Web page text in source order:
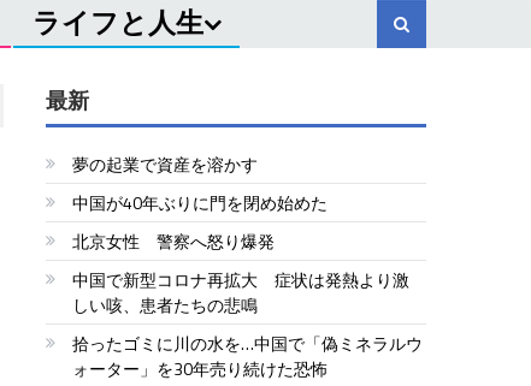
ライフと人生
最新
夢の起業で資産を溶かす
中国が40年ぶりに門を閉め始めた
北京女性 警察へ怒り爆発
中国で新型コロナ再拡大 症状は発熱より激
しい咳、患者たちの悲鳴
拾ったゴミに川の水を…中国で「偽ミネラルウ
ォーター」を30年売り続けた恐怖